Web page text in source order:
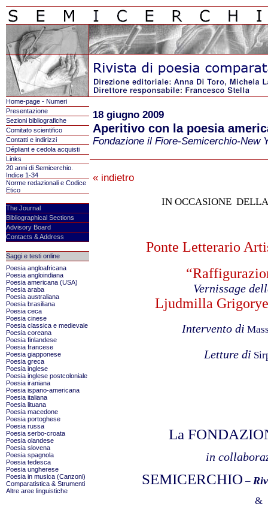
Home-page - Numeri
Presentazione
Sezioni bibliografiche
Comitato scientifico
Contatti e indirizzi
Dépliant e cedola acquisti
Links
20 anni di Semicerchio.
Indice 1-34
Norme redazionali e Codice
Etico
The Journal
Bibliographical Sections
Advisory Board
Contacts & Address
Saggi e testi online
Poesia angloafricana
Poesia angloindiana
Poesia americana (USA)
Poesia araba
Poesia australiana
Poesia brasiliana
Poesia ceca
Poesia cinese
Poesia classica e medievale
Poesia coreana
Poesia finlandese
Poesia francese
Poesia giapponese
Poesia greca
Poesia inglese
Poesia inglese postcoloniale
Poesia iraniana
Poesia ispano-americana
Poesia italiana
Poesia lituana
Poesia macedone
Poesia portoghese
Poesia russa
Poesia serbo-croata
Poesia olandese
Poesia slovena
Poesia spagnola
Poesia tedesca
Poesia ungherese
Poesia in musica (Canzoni)
Comparatistica & Strumenti
Altre aree linguistiche
18 giugno 2009
Aperitivo con la poesia
Fondazione il Fiore-Semicerchio-New
« indietro
IN OCCASIONE
Ponte Letterario
Vernissage
Ljudmilla
Intervento di
Letture di
La
in
SEMICERCHIO –
&